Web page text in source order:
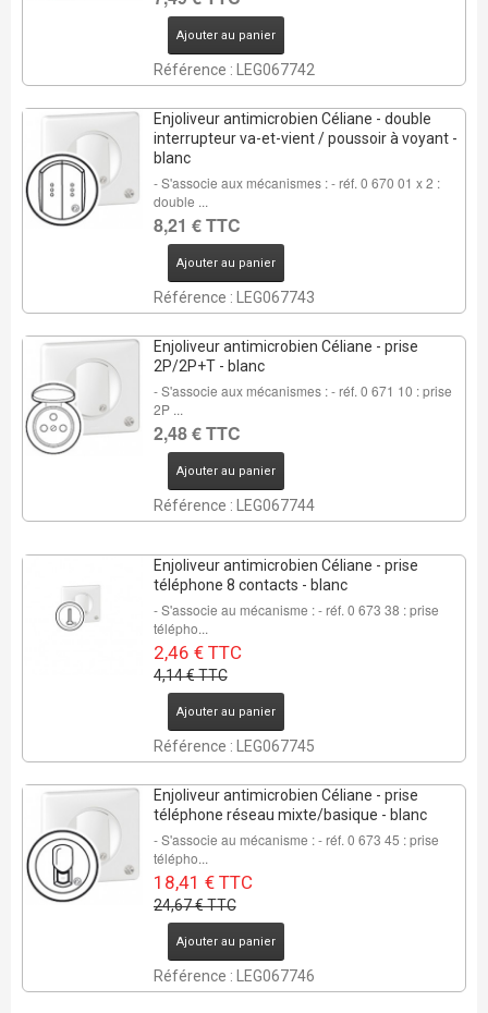
Ajouter au panier
Référence : LEG067742
Enjoliveur antimicrobien Céliane - double
interrupteur va-et-vient / poussoir à voyant -
blanc
- S'associe aux mécanismes : - réf. 0 670 01 x 2 :
double ...
8,21 € TTC
Ajouter au panier
Référence : LEG067743
Enjoliveur antimicrobien Céliane - prise
2P/2P+T - blanc
- S'associe aux mécanismes : - réf. 0 671 10 : prise
2P ...
2,48 € TTC
Ajouter au panier
Référence : LEG067744
9 Pcs
Enjoliveur antimicrobien Céliane - prise
téléphone 8 contacts - blanc
- S'associe au mécanisme : - réf. 0 673 38 : prise
télépho...
2,46 € TTC
4,14 € TTC
Ajouter au panier
Référence : LEG067745
Enjoliveur antimicrobien Céliane - prise
téléphone réseau mixte/basique - blanc
- S'associe au mécanisme : - réf. 0 673 45 : prise
télépho...
18,41 € TTC
24,67 € TTC
Ajouter au panier
Référence : LEG067746